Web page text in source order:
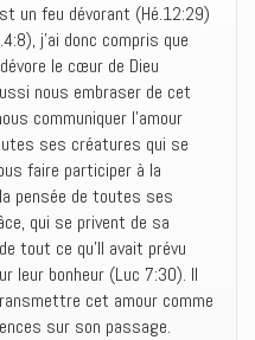
un feu dévorant (Hé.12:29)
j’ai donc compris que
le cœur de Dieu
nous embraser de cet
communiquer l’amour
ses créatures qui se
faire participer à la
pensée de toutes ses
qui se privent de sa
tout ce qu’Il avait prévu
leur bonheur (Luc 7:30). Il
cet amour comme
sur son passage.